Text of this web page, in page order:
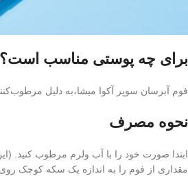
برای چه پوستی مناسب است؟
فوم آبرسان سوپر آکوا میشا،به دلیل
نحوه مصرف
ابتدا صورت خود را با آب ولرم مرطوب کنید.
مقداری از فوم را به اندازه یک سکه کوچک